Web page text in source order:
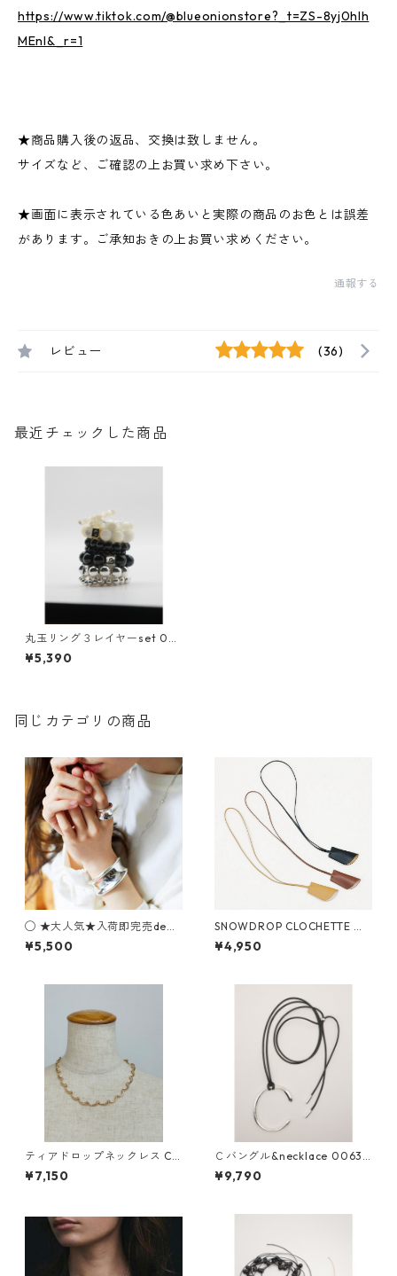
https://www.tiktok.com/@blueonionstore?_t=ZS-8yj0hlh
MEnI&_r=1
★商品購入後の返品、交換は致しません。
サイズなど、ご確認の上お買い求め下さい。
★画面に表示されている色あいと実際の商品のお色とは誤差
があります。ご承知おきの上お買い求めください。
通報する
レビュー (36)
最近チェックした商品
丸玉リング３レイヤーset 00
63- 736 SH chignon 039-26
06
¥5,390
同じカテゴリの商品
◯ ★大人気★入荷即完売de再
入荷★ Bone Ring C423100
48
¥5,500
SNOWDROP CLOCHETTE ス
ノードロップクロシェット ST
ORY 3A- 1853 -3 2601c
¥4,950
ティアドロップネックレス C4
2510034 Nothing And Othe
rs
¥7,150
Ｃバングル&necklace 0063-
737 SH chignon 039-2606
¥9,790